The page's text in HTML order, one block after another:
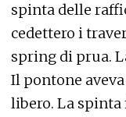
spinta delle
cedettero i
spring di prua.
Il pontone
libero. La